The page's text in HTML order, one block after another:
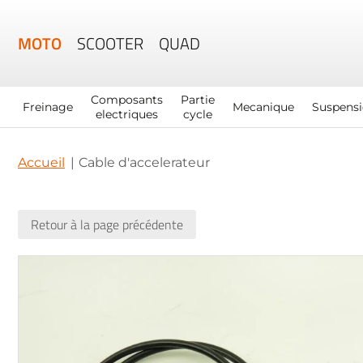
MOTO SCOOTER QUAD
Freinage
Composants
electriques
Partie
cycle
Mecanique
Accueil Cable d'accelerateur
Retour à la page précédente